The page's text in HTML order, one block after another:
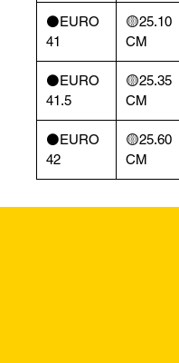
⚫️EURO
41
🟡25.10
CM
⚫️EURO
41.5
🟡25.35
CM
⚫️EURO
42
🟡25.60
CM